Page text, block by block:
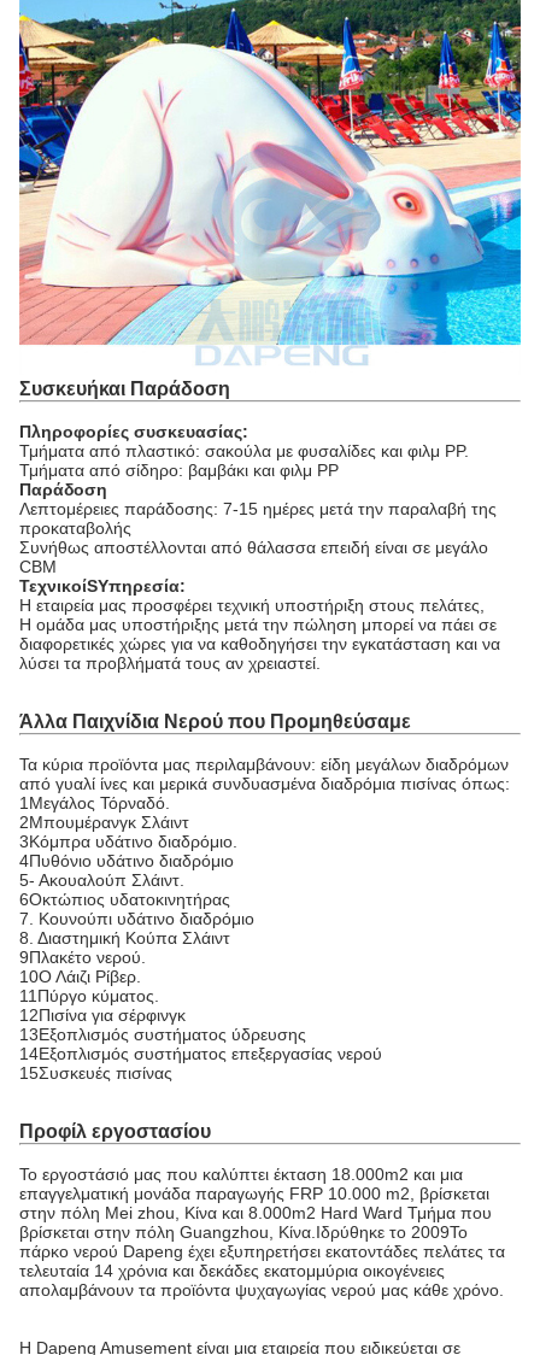
Συσκευήκαι Παράδοση
Πληροφορίες συσκευασίας:
Τμήματα από πλαστικό: σακούλα με φυσαλίδες και φιλμ PP.
Τμήματα από σίδηρο: βαμβάκι και φιλμ PP
Παράδοση
Λεπτομέρειες παράδοσης: 7-15 ημέρες μετά την παραλαβή της
προκαταβολής
Συνήθως αποστέλλονται από θάλασσα επειδή είναι σε μεγάλο
CBM
ΤεχνικοίSΥπηρεσία:
Η εταιρεία μας προσφέρει τεχνική υποστήριξη στους πελάτες,
Η ομάδα μας υποστήριξης μετά την πώληση μπορεί να πάει σε
διαφορετικές χώρες για να καθοδηγήσει την εγκατάσταση και να
λύσει τα προβλήματά τους αν χρειαστεί.
Άλλα Παιχνίδια Νερού που Προμηθεύσαμε
Τα κύρια προϊόντα μας περιλαμβάνουν: είδη μεγάλων διαδρόμων
από γυαλί ίνες και μερικά συνδυασμένα διαδρόμια πισίνας όπως:
1Μεγάλος Τόρναδό.
2Μπουμέρανγκ Σλάιντ
3Κόμπρα υδάτινο διαδρόμιο.
4Πυθόνιο υδάτινο διαδρόμιο
5- Ακουαλούπ Σλάιντ.
6Οκτώπιος υδατοκινητήρας
7. Κουνούπι υδάτινο διαδρόμιο
8. Διαστημική Κούπα Σλάιντ
9Πλακέτο νερού.
10Ο Λάιζι Ρίβερ.
11Πύργο κύματος.
12Πισίνα για σέρφινγκ
13Εξοπλισμός συστήματος ύδρευσης
14Εξοπλισμός συστήματος επεξεργασίας νερού
15Συσκευές πισίνας
Προφίλ εργοστασίου
Το εργοστάσιό μας που καλύπτει έκταση 18.000m2 και μια
επαγγελματική μονάδα παραγωγής FRP 10.000 m2, βρίσκεται
στην πόλη Mei zhou, Κίνα και 8.000m2 Hard Ward Τμήμα που
βρίσκεται στην πόλη Guangzhou, Κίνα.Ιδρύθηκε το 2009Το
πάρκο νερού Dapeng έχει εξυπηρετήσει εκατοντάδες πελάτες τα
τελευταία 14 χρόνια και δεκάδες εκατομμύρια οικογένειες
απολαμβάνουν τα προϊόντα ψυχαγωγίας νερού μας κάθε χρόνο.
Η Dapeng Amusement είναι μια εταιρεία που ειδικεύεται σε